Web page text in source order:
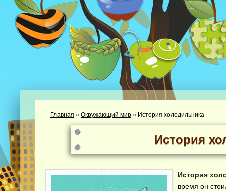
Главная » Окружающий мир » История холодильника
История
История
время он